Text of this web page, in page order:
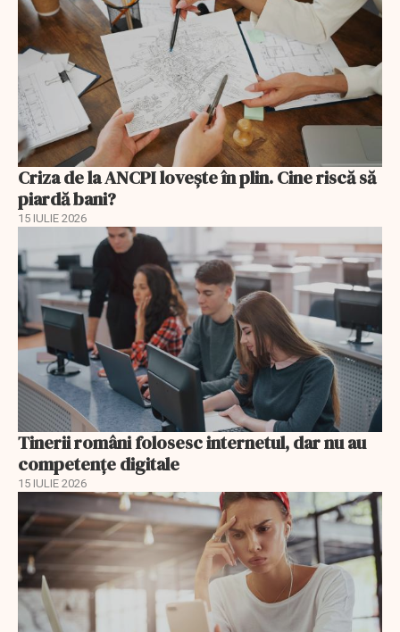
Criza de la ANCPI lovește în plin. Cine riscă să
piardă bani?
15 IULIE 2026
Tinerii români folosesc internetul, dar nu au
competențe digitale
15 IULIE 2026